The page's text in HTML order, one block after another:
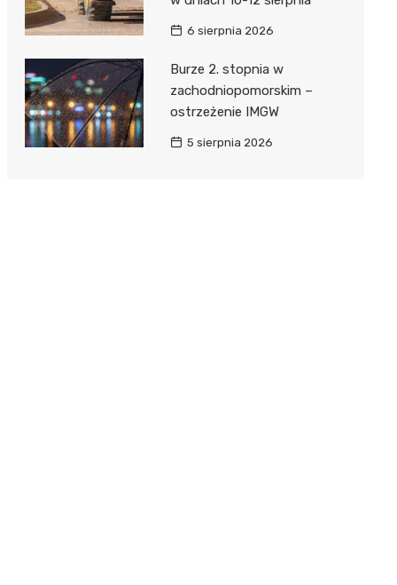
6 sierpnia 2026
Burze 2. stopnia w
zachodniopomorskim –
ostrzeżenie IMGW
5 sierpnia 2026